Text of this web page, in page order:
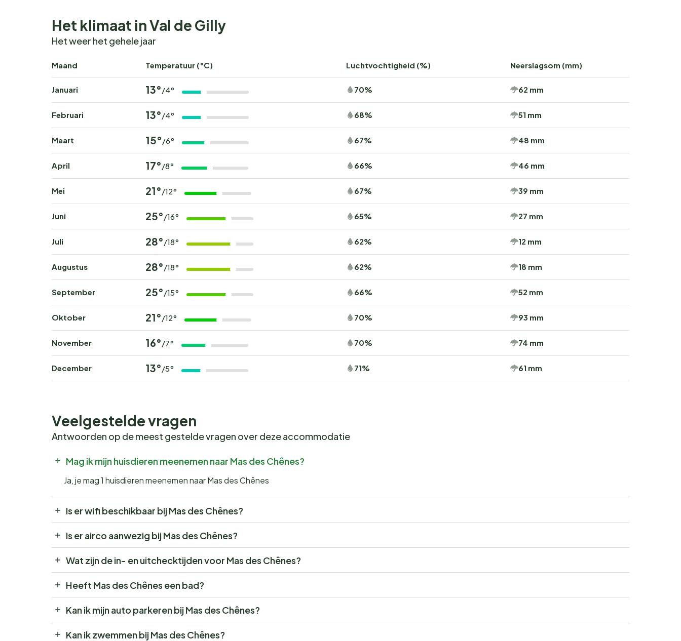
Het klimaat in Val de Gilly
Het weer het gehele jaar
Maand Temperatuur (°C) Luchtvochtigheid (%) Neerslagsom (mm)
Januari 13° /4° 70% 62 mm
Februari 13° /4° 68% 51 mm
Maart 15° /6° 67% 48 mm
April 17° /8° 66% 46 mm
Mei 21° /12° 67% 39 mm
Juni 25° /16° 65% 27 mm
Juli 28° /18° 62% 12 mm
Augustus 28° /18° 62% 18 mm
September 25° /15° 66% 52 mm
Oktober 21° /12° 70% 93 mm
November 16° /7° 70% 74 mm
December 13° /5° 71% 61 mm
Veelgestelde vragen
Antwoorden op de meest gestelde vragen over deze accommodatie
Mag ik mijn huisdieren meenemen naar Mas des Chênes?
Ja, je mag 1 huisdieren meenemen naar Mas des Chênes
Is er wifi beschikbaar bij Mas des Chênes?
Is er airco aanwezig bij Mas des Chênes?
Wat zijn de in- en uitchecktijden voor Mas des Chênes?
Heeft Mas des Chênes een bad?
Kan ik mijn auto parkeren bij Mas des Chênes?
Kan ik zwemmen bij Mas des Chênes?